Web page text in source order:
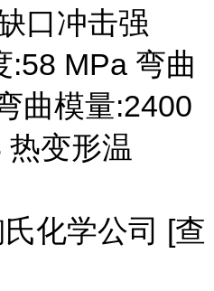
口冲击强
:58 MPa 弯曲
曲模量:2400
热变形温
化学公司 [查